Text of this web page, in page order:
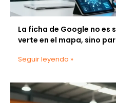
La ficha de Google no
verte en el mapa, sino
Seguir leyendo »